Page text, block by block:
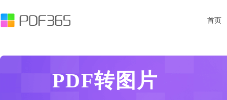
首页
PDF转图片